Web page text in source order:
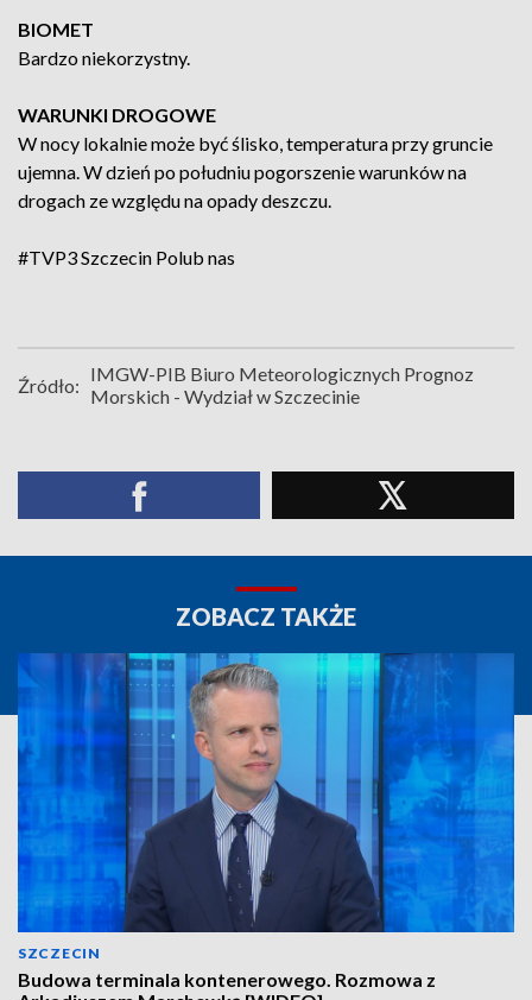
BIOMET
Bardzo niekorzystny.
WARUNKI DROGOWE
W nocy lokalnie może być ślisko, temperatura przy gruncie
ujemna. W dzień po południu pogorszenie warunków na
drogach ze względu na opady deszczu.
#TVP3 Szczecin Polub nas
Źródło: IMGW-PIB Biuro Meteorologicznych Prognoz
Morskich - Wydział w Szczecinie
ZOBACZ TAKŻE
SZCZECIN
Budowa terminala kontenerowego. Rozmowa z